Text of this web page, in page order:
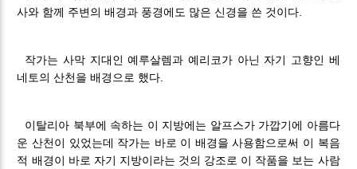
사와 함께 주변의 배경과 풍경에도 많은 신경을 쓴 것이다.
작가는 사막 지대인 예루살렘과 예리코가 아닌 자기 고향인 베
네토의 산천을 배경으로 했다.
이탈리아 북부에 속하는 이 지방에는 알프스가 가깝기에 아름다
운 산천이 있었는데 작가는 바로 이 배경을 사용함으로써 이 복음
적 배경이 바로 자기 지방이라는 것의 강조로 이 작품을 보는 사람